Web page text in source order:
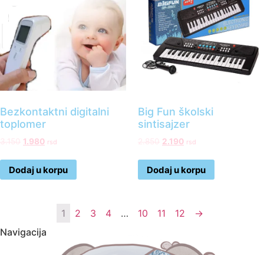
Bezkontaktni digitalni
toplomer
1.980 rsd
Dodaj u korpu
Big Fun školski
sintisajzer
2.190 rsd
Dodaj u korpu
1 2 3 4 … 10 11 12
→
Navigacija